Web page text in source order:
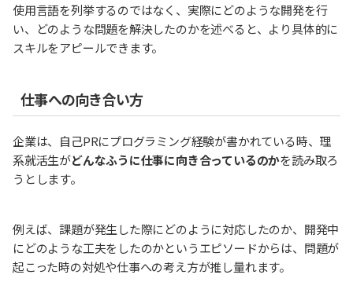
使用言語を列挙するのではなく、実際にどのような開発を行
い、どのような問題を解決したのかを述べると、より具体的に
スキルをアピールできます。
仕事への向き合い方
企業は、自己PRにプログラミング経験が書かれている時、理
系就活生がどんなふうに仕事に向き合っているのかを読み取ろ
うとします。
例えば、課題が発生した際にどのように対応したのか、開発中
にどのような工夫をしたのかというエピソードからは、問題が
起こった時の対処や仕事への考え方が推し量れます。